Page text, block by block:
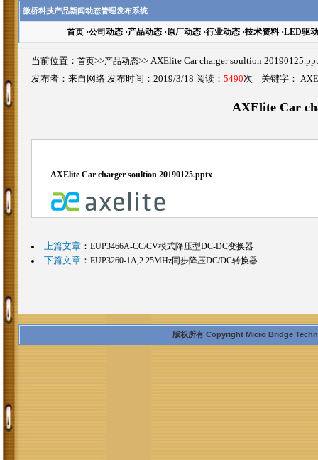
微桥科技产品新闻动态管理发布系统
首页·公司动态·产品动态·原厂动态·行业动态·技术资料·LED驱动
当前位置： 首页>>产品动态>> AXElite Car charger soultion
发布者：来自网络 发布时间：2019/3/18 阅读： 5490次 关键字：
AXElite Car
AXElite Car charger soultion 20190125.pptx
上篇文章： EUP3466A-CC/CV模式降压型DC-DC变换器
下篇文章： EUP3260-1A,2.25MHz同步降压DC/DC转换器
版权所有 Copyright Micro Bridge